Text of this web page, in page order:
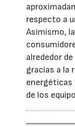
respecto a
Asimismo,
alrededor
gracias a la
de los